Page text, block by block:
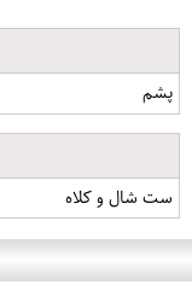
پشم
ست شال و کلاه